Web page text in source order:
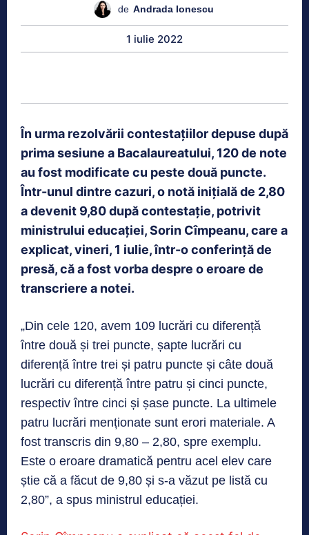
de Andrada Ionescu
1 iulie 2022
În urma rezolvării contestațiilor depuse după
prima sesiune a Bacalaureatului, 120 de note
au fost modificate cu peste două puncte.
Într-unul dintre cazuri, o notă inițială de 2,80
a devenit 9,80 după contestație, potrivit
ministrului educației, Sorin Cîmpeanu, care a
explicat, vineri, 1 iulie, într-o conferință de
presă, că a fost vorba despre o eroare de
transcriere a notei.
„Din cele 120, avem 109 lucrări cu diferență
între două și trei puncte, șapte lucrări cu
diferență între trei și patru puncte și câte două
lucrări cu diferență între patru și cinci puncte,
respectiv între cinci și șase puncte. La ultimele
patru lucrări menționate sunt erori materiale. A
fost transcris din 9,80 – 2,80, spre exemplu.
Este o eroare dramatică pentru acel elev care
știe că a făcut de 9,80 și s-a văzut pe listă cu
2,80”, a spus ministrul educației.